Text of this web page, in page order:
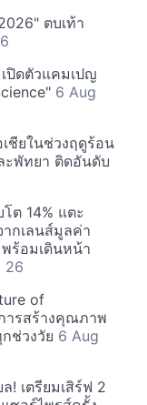
ตบเท้า
ปิดตัวแคมเปญ
6 Aug
เชียในช่วงฤดูร้อน
ะพัทยา ติดอันดับ
ต 14% แตะ
กเลนส์มูลค่า
ร้อมเดินหน้า
26
of
ารสร้างคุณภาพ
ช่วงวัย 6 Aug
! เตรียมเสิร์ฟ 2